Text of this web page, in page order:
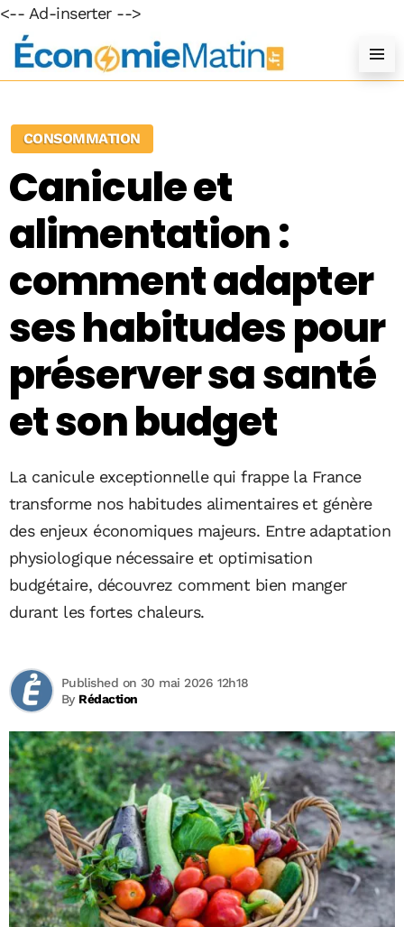
<-- Ad-inserter -->
CONSOMMATION
Canicule et
alimentation :
comment adapter
ses habitudes pour
préserver sa santé
et son budget
La canicule exceptionnelle qui frappe la France
transforme nos habitudes alimentaires et génère
des enjeux économiques majeurs. Entre adaptation
physiologique nécessaire et optimisation
budgétaire, découvrez comment bien manger
durant les fortes chaleurs.
By Rédaction
Published on 30 mai 2026 12h18